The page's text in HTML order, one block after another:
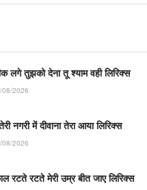
लगे तुझको देना तू श्याम वही लिरिक्स
08/2026
नगरी में दीवाना तेरा आया लिरिक्स
08/2026
रटते रटते मेरी उम्र बीत जाए लिरिक्स